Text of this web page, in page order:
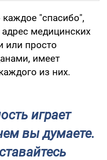
"спасибо",
медицинских
или просто
имеет
из них.
играет
вы думаете.